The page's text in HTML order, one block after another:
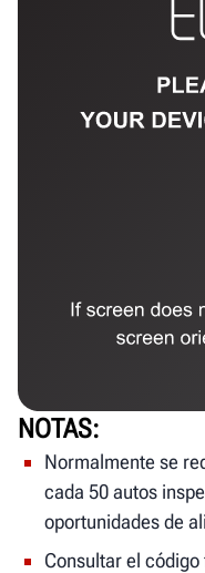
NOTAS
Normalmente se
cada 50 autos
oportunidades de
Consultar el